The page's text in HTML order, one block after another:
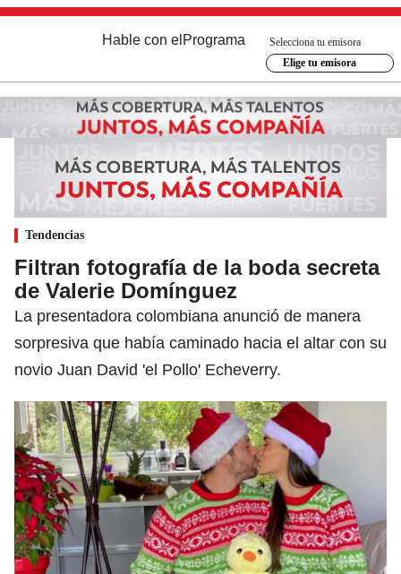
Hable con el Programa
Selecciona tu emisora
Elige tu emisora
Tendencias
Filtran fotografía de la boda secreta
de Valerie Domínguez
La presentadora colombiana anunció de manera
sorpresiva que había caminado hacia el altar con su
novio Juan David 'el Pollo' Echeverry.